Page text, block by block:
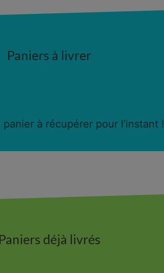
Paniers à livrer
panier à récupérer pour l'instant !
Paniers déjà livrés